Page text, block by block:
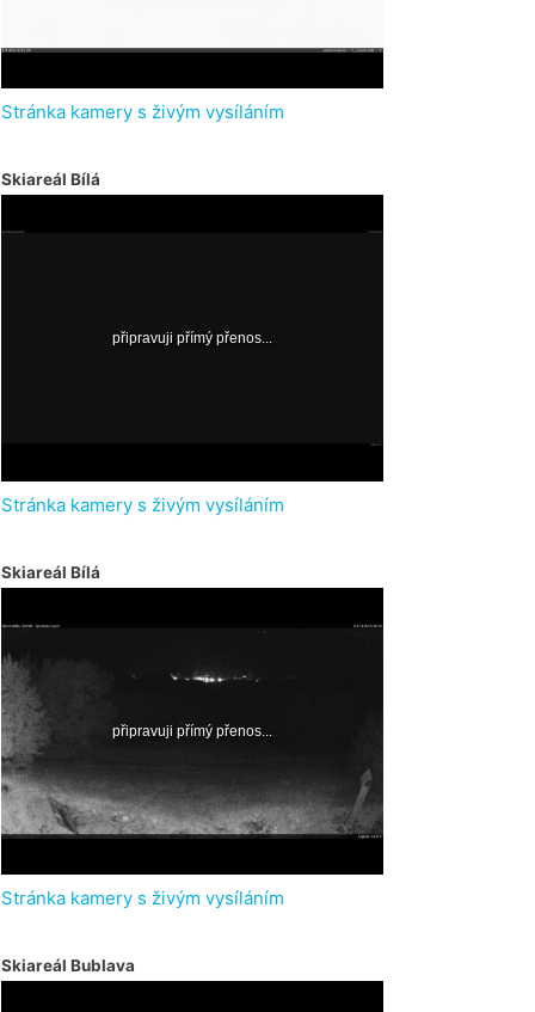
Stránka kamery s živým vysíláním
Skiareál Bílá
Stránka kamery s živým vysíláním
Skiareál Bílá
Stránka kamery s živým vysíláním
Skiareál Bublava